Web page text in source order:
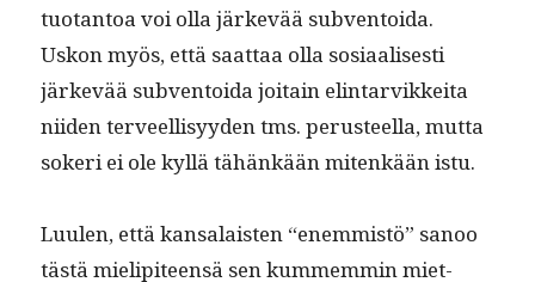
tuotan­toa voi olla järkevää sub­ven­toi­da.
Uskon myös, että saat­taa olla sosi­aalis­es­ti
järkevää sub­ven­toi­da joitain elin­tarvikkei­ta
niiden ter­veel­lisyy­den tms. perus­teel­la, mut­ta
sok­eri ei ole kyl­lä tähänkään mitenkään istu.
Luulen, että kansalais­ten “enem­mistö” sanoo
tästä mielip­i­teen­sä sen kum­mem­min miet­